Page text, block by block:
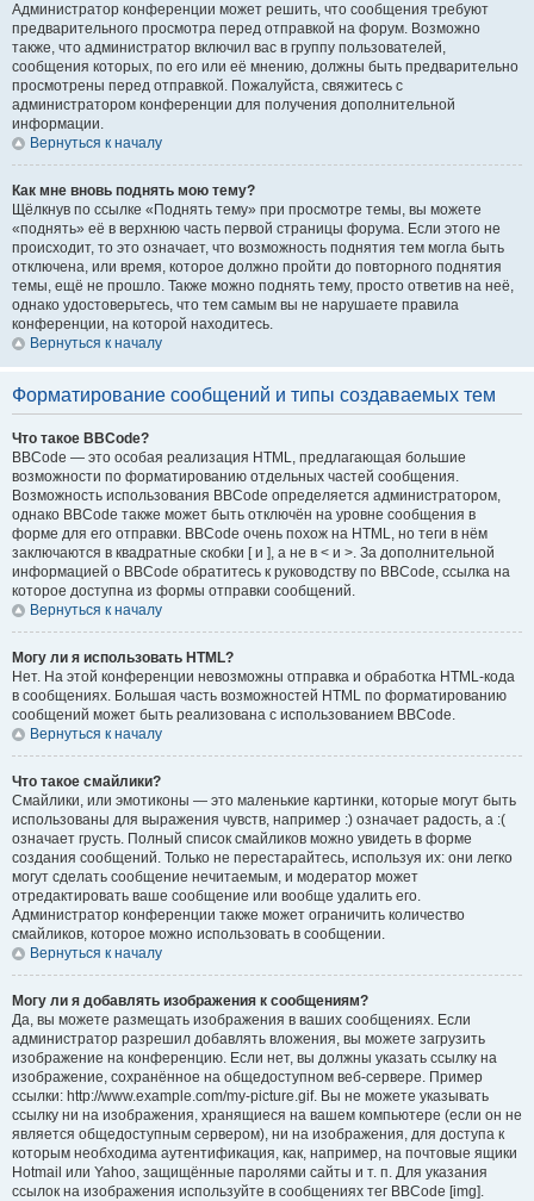
Администратор конференции может решить, что сообщения требуют
предварительного просмотра перед отправкой на форум. Возможно
также, что администратор включил вас в группу пользователей,
сообщения которых, по его или её мнению, должны быть предварительно
просмотрены перед отправкой. Пожалуйста, свяжитесь с
администратором конференции для получения дополнительной
информации.
Вернуться к началу
Как мне вновь поднять мою тему?
Щёлкнув по ссылке «Поднять тему» при просмотре темы, вы можете
«поднять» её в верхнюю часть первой страницы форума. Если этого не
происходит, то это означает, что возможность поднятия тем могла быть
отключена, или время, которое должно пройти до повторного поднятия
темы, ещё не прошло. Также можно поднять тему, просто ответив на неё,
однако удостоверьтесь, что тем самым вы не нарушаете правила
конференции, на которой находитесь.
Вернуться к началу
Форматирование сообщений и типы создаваемых тем
Что такое BBCode?
BBCode — это особая реализация HTML, предлагающая большие
возможности по форматированию отдельных частей сообщения.
Возможность использования BBCode определяется администратором,
однако BBCode также может быть отключён на уровне сообщения в
форме для его отправки. BBCode очень похож на HTML, но теги в нём
заключаются в квадратные скобки [ и ], а не в < и >. За дополнительной
информацией о BBCode обратитесь к руководству по BBCode, ссылка на
которое доступна из формы отправки сообщений.
Вернуться к началу
Могу ли я использовать HTML?
Нет. На этой конференции невозможны отправка и обработка HTML-кода
в сообщениях. Большая часть возможностей HTML по форматированию
сообщений может быть реализована с использованием BBCode.
Вернуться к началу
Что такое смайлики?
Смайлики, или эмотиконы — это маленькие картинки, которые могут быть
использованы для выражения чувств, например :) означает радость, а :(
означает грусть. Полный список смайликов можно увидеть в форме
создания сообщений. Только не перестарайтесь, используя их: они легко
могут сделать сообщение нечитаемым, и модератор может
отредактировать ваше сообщение или вообще удалить его.
Администратор конференции также может ограничить количество
смайликов, которое можно использовать в сообщении.
Вернуться к началу
Могу ли я добавлять изображения к сообщениям?
Да, вы можете размещать изображения в ваших сообщениях. Если
администратор разрешил добавлять вложения, вы можете загрузить
изображение на конференцию. Если нет, вы должны указать ссылку на
изображение, сохранённое на общедоступном веб-сервере. Пример
ссылки: http://www.example.com/my-picture.gif. Вы не можете указывать
ссылку ни на изображения, хранящиеся на вашем компьютере (если он не
является общедоступным сервером), ни на изображения, для доступа к
которым необходима аутентификация, как, например, на почтовые ящики
Hotmail или Yahoo, защищённые паролями сайты и т. п. Для указания
ссылок на изображения используйте в сообщениях тег BBCode [img].